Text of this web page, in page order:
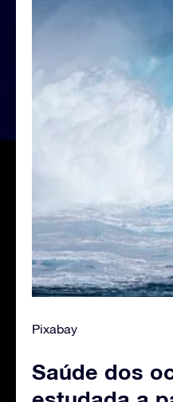
Pixabay
Saúde dos